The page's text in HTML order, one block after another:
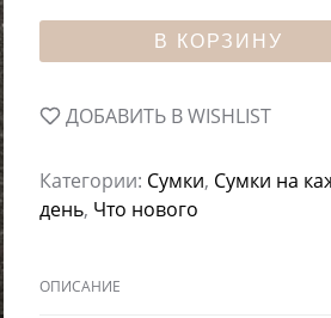
В КОРЗИНУ
ДОБАВИТЬ В WISHLIST
Категории: Сумки, Сумки на
день, Что нового
ОПИСАНИЕ